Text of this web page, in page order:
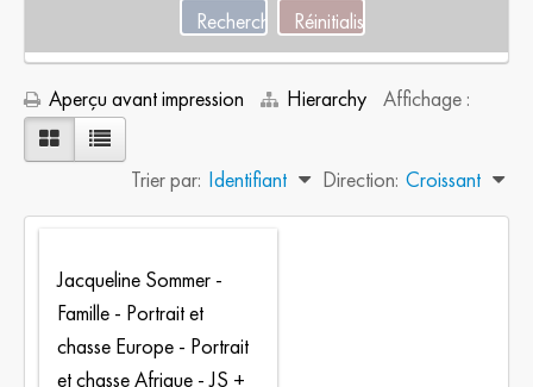
Aperçu avant impression Hierarchy Affichage :
Trier par: Identifiant Direction: Croissant
Jacqueline Sommer -
Famille - Portrait et
chasse Europe - Portrait
et chasse Afrique - JS +